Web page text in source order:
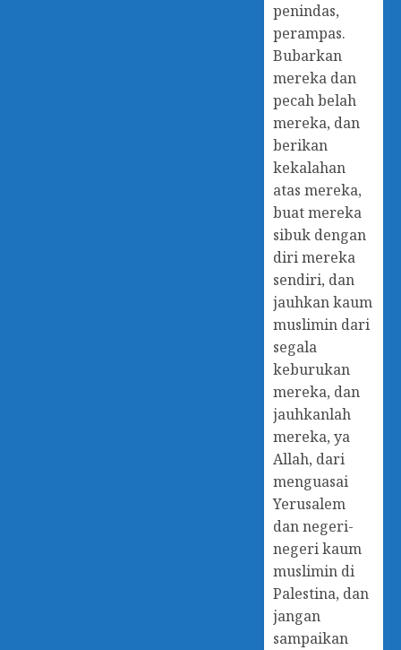
penindas,
perampas.
Bubarkan
mereka dan
pecah belah
mereka, dan
berikan
kekalahan
atas mereka,
buat mereka
sibuk dengan
diri mereka
sendiri, dan
jauhkan kaum
muslimin dari
segala
keburukan
mereka, dan
jauhkanlah
mereka, ya
Allah, dari
menguasai
Yerusalem
dan negeri-
negeri kaum
muslimin di
Palestina, dan
jangan
sampaikan